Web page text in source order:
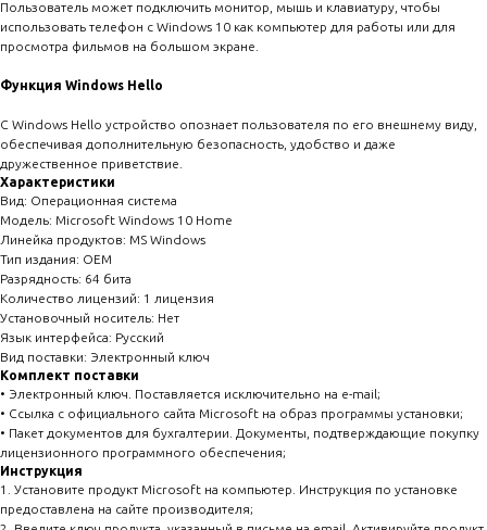
Пользователь может подключить монитор, мышь и клавиатуру, чтобы
использовать телефон с Windows 10 как компьютер для работы или для
просмотра фильмов на большом экране.
Функция Windows Hello
С Windows Hello устройство опознает пользователя по его внешнему виду,
обеспечивая дополнительную безопасность, удобство и даже
дружественное приветствие.
Характеристики
Вид: Операционная система
Модель: Microsoft Windows 10 Home
Линейка продуктов: MS Windows
Тип издания: OEM
Разрядность: 64 бита
Количество лицензий: 1 лицензия
Установочный носитель: Нет
Язык интерфейса: Русский
Вид поставки: Электронный ключ
Комплект поставки
• Электронный ключ. Поставляется исключительно на e-mail;
• Ссылка с официального сайта Microsoft на образ программы установки;
• Пакет документов для бухгалтерии. Документы, подтверждающие покупку
лицензионного программного обеспечения;
Инструкция
1. Установите продукт Microsoft на компьютер. Инструкция по установке
предоставлена на сайте производителя;